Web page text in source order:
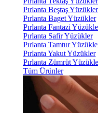
Pırlanta Beştaş Yüzükler
Pırlanta Baget Yüzükler
Pırlanta Fantazi
Pırlanta Safir Yüzükler
Pırlanta Tamtur
Pırlanta Yakut Yüzükler
Pırlanta Zümrüt
Tüm Ürünler